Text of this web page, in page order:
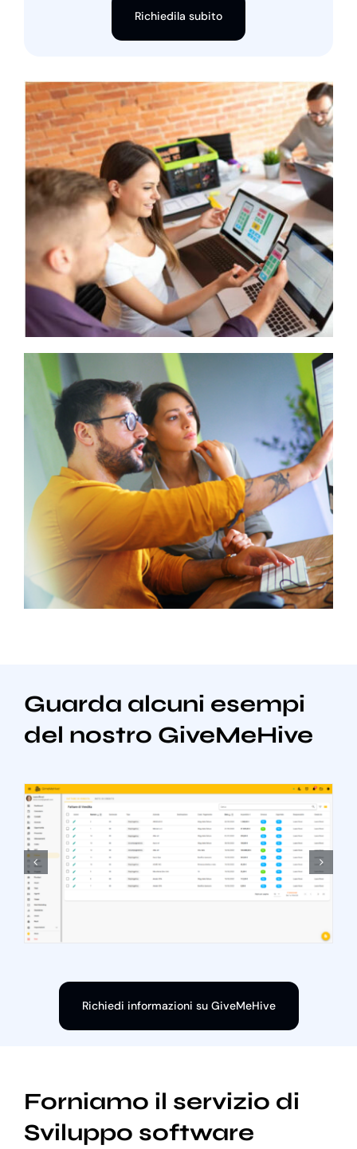
Richiedila subito
Guarda alcuni esempi
del nostro GiveMeHive
Richiedi informazioni su GiveMeHive
Forniamo il servizio di
Sviluppo software